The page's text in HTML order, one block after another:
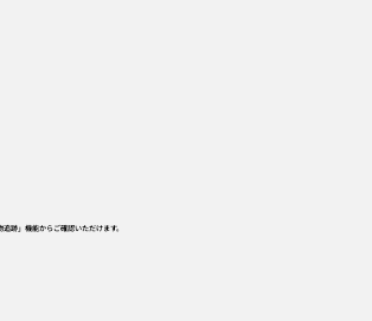
跡」機能からご確認いただけます。